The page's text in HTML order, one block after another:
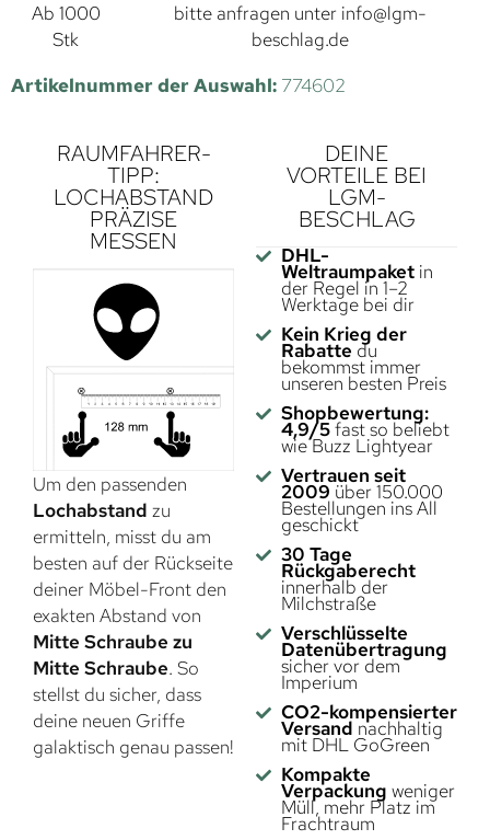
Ab 1000
Stk
bitte anfragen unter info@lgm-
beschlag.de
Artikelnummer der Auswahl: 774602
RAUMFAHRER-
TIPP:
LOCHABSTAND
PRÄZISE
MESSEN
Um den passenden
Lochabstand zu
ermitteln, misst du am
besten auf der Rückseite
deiner Möbel-Front den
exakten Abstand von
Mitte Schraube zu
Mitte Schraube. So
stellst du sicher, dass
deine neuen Griffe
galaktisch genau passen!
DEINE
VORTEILE BEI
LGM-
BESCHLAG
DHL-
Weltraumpaketin
der Regel in 1–2
Werktage bei dir
Kein Krieg der
Rabatte du
bekommst immer
unseren besten Preis
Shopbewertung:
4,9/5fast so beliebt
wie Buzz Lightyear
Vertrauen seit
2009 über 150.000
Bestellungen ins All
geschickt
30 Tage
Rückgaberecht
innerhalb der
Milchstraße
Verschlüsselte
Datenübertragung
sicher vor dem
Imperium
CO2-kompensierter
Versand nachhaltig
mit DHL GoGreen
Kompakte
Verpackung weniger
Müll, mehr Platz im
Frachtraum